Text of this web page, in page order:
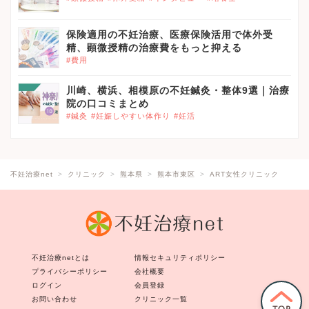
保険適用の不妊治療、医療保険活用で体外受
精、顕微授精の治療費をもっと抑える
#費用
川崎、横浜、相模原の不妊鍼灸・整体9選｜治療
院の口コミまとめ
#鍼灸 #妊娠しやすい体作り #妊活
不妊治療net クリニック 熊本県 熊本市東区 ART女性クリニック
不妊治療netとは
情報セキュリティポリシー
プライバシーポリシー
会社概要
ログイン
会員登録
お問い合わせ
クリニック一覧